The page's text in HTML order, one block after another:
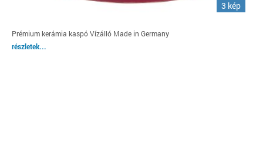
3 kép
Prémium kerámia kaspó Vízálló Made in Germany
részletek...